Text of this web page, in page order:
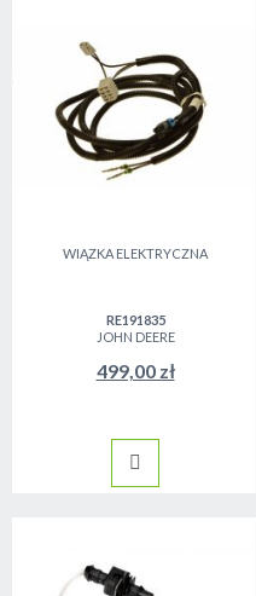
WIĄZKA ELEKTRYCZNA
RE191835
JOHN DEERE
499,00 zł